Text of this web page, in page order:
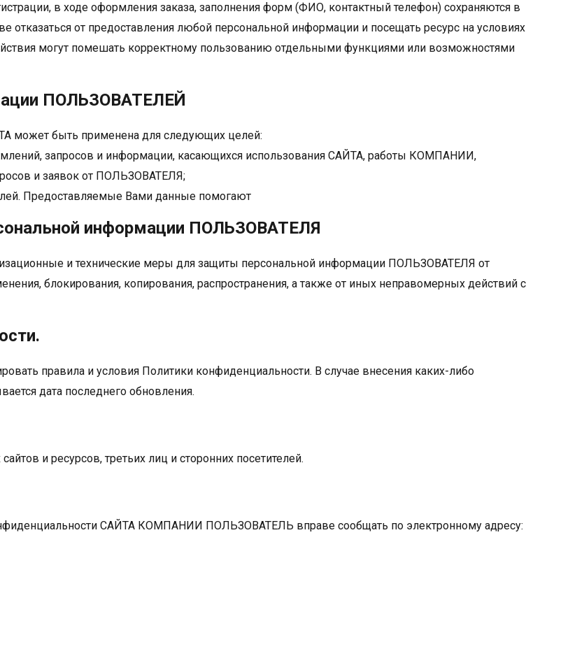
в ходе оформления заказа, заполнения форм (ФИО, контактный телефон) сохраняются в
отказаться от предоставления любой персональной информации и посещать ресурс на условиях
могут помешать корректному пользованию отдельными функциями или возможностями
ПОЛЬЗОВАТЕЛЕЙ
может быть применена для следующих целей:
запросов и информации, касающихся использования САЙТА, работы КОМПАНИИ,
и заявок от ПОЛЬЗОВАТЕЛЯ;
Предоставляемые Вами данные помогают
информации ПОЛЬЗОВАТЕЛЯ
и технические меры для защиты персональной информации ПОЛЬЗОВАТЕЛЯ от
блокирования, копирования, распространения, а также от иных неправомерных действий с
правила и условия Политики конфиденциальности. В случае внесения каких-либо
дата последнего обновления.
и ресурсов, третьих лиц и сторонних посетителей.
САЙТА КОМПАНИИ ПОЛЬЗОВАТЕЛЬ вправе сообщать по электронному адресу: